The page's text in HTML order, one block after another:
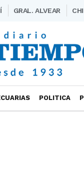
GRAL. ALVEAR
POLITICA